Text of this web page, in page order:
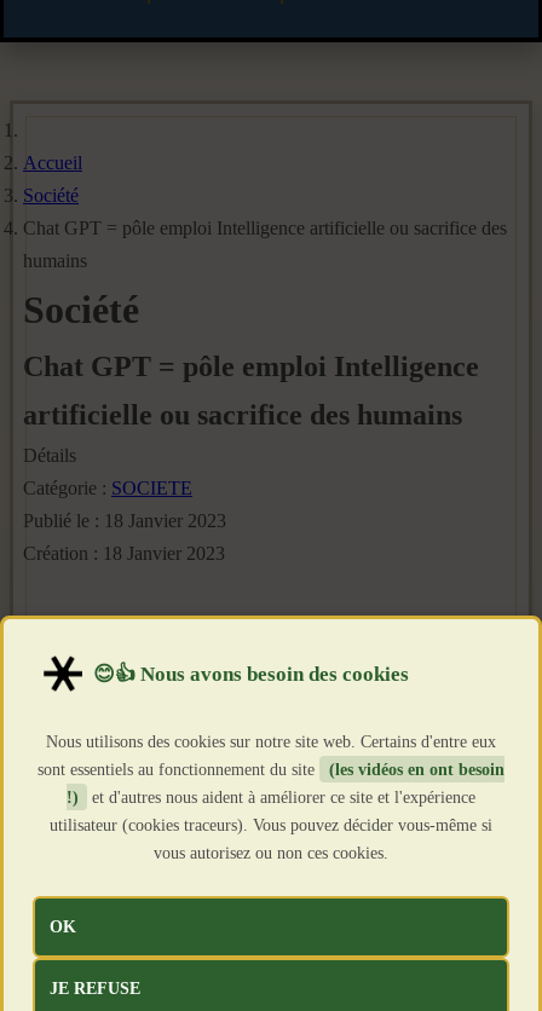
Accueil
Société
Chat GPT = pôle emploi Intelligence artificielle ou sacrifice des
humains
Société
Chat GPT = pôle emploi Intelligence
artificielle ou sacrifice des humains
Détails
Catégorie : SOCIETE
Publié le : 18 Janvier 2023
Création : 18 Janvier 2023
Nous utilisons des cookies sur notre site web. Certains d'entre eux
sont essentiels au fonctionnement du site
(les vidéos en ont besoin
!)
et d'autres nous aident à améliorer ce site et l'expérience
utilisateur (cookies traceurs). Vous pouvez décider vous-même si
vous autorisez ou non ces cookies.
OK
JE REFUSE